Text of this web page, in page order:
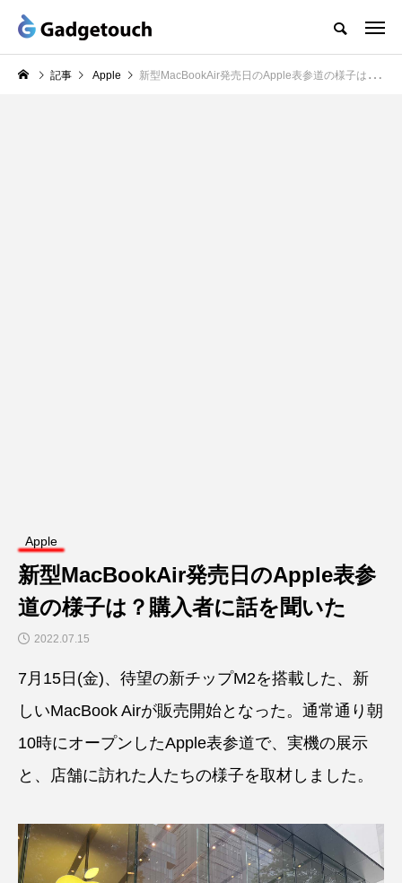
記事 Apple 新型MacBookAir発売日のApple表参道の様子は？購入者に話を聞いた
Apple
新型MacBookAir発売日のApple表参
道の様子は？購入者に話を聞いた
2022.07.15
7月15日(金)、待望の新チップM2を搭載した、新
しいMacBook Airが販売開始となった。通常通り朝
10時にオープンしたApple表参道で、実機の展示
と、店舗に訪れた人たちの様子を取材しました。